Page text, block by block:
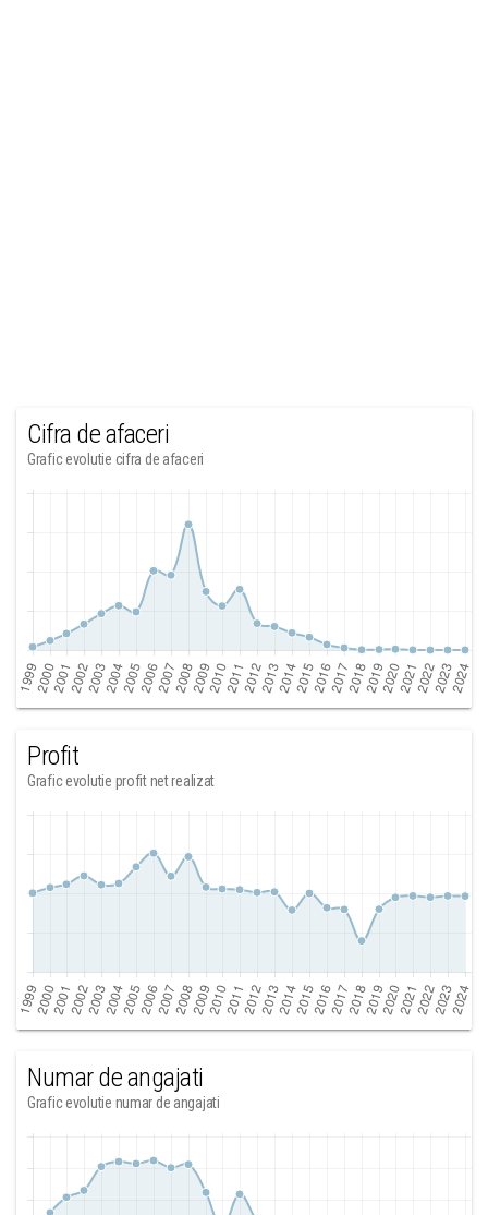
Cifra de afaceri
Grafic evolutie cifra de afaceri
Profit
Grafic evolutie profit net realizat
Numar de angajati
Grafic evolutie numar de angajati